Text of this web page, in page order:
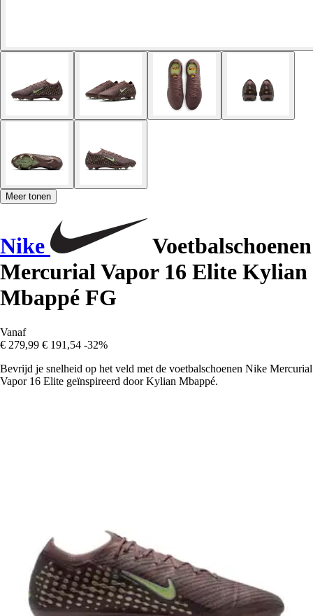
Meer tonen
Nike
Voetbalschoenen
Mercurial Vapor 16 Elite Kylian
Mbappé FG
Vanaf
€ 279,99 € 191,54 -32%
Bevrijd je snelheid op het veld met de voetbalschoenen Nike Mercurial
Vapor 16 Elite geïnspireerd door Kylian Mbappé.